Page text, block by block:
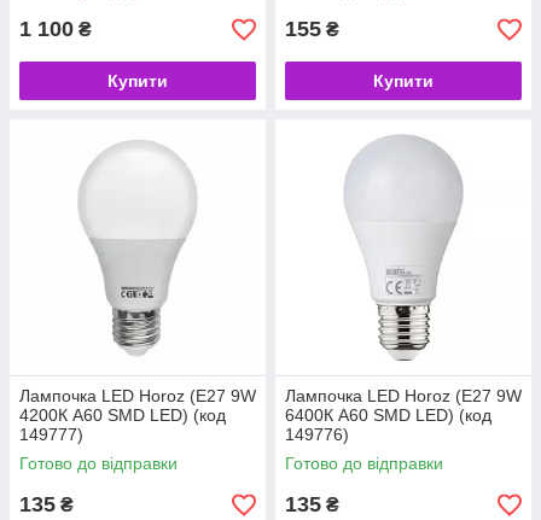
1 100 ₴
Купити
155 ₴
Купити
Лампочка LED Horoz (E27 9W
4200К А60 SMD LED) (код
149777)
Готово до відправки
135 ₴
Лампочка LED Horoz (E27 9W
6400К А60 SMD LED) (код
149776)
Готово до відправки
135 ₴